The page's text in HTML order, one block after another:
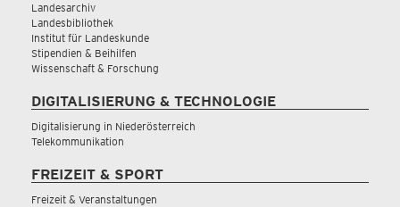
Landesarchiv
Landesbibliothek
Institut für Landeskunde
Stipendien & Beihilfen
Wissenschaft & Forschung
DIGITALISIERUNG & TECHNOLOGIE
Digitalisierung in Niederösterreich
Telekommunikation
FREIZEIT & SPORT
Freizeit & Veranstaltungen